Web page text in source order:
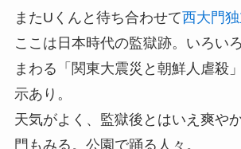
またUくんと待ち合わせて西大門
ここは日本時代の監獄跡。いろい
まわる「関東大震災と朝鮮人虐殺
示あり。
天気がよく、監獄後とはいえ爽や
門もみる。公園で踊る人々。